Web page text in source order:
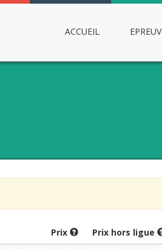
ACCUEIL
Prix Prix hors ligue